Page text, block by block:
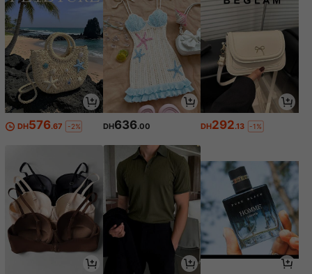
DH576.67 -2% DH636.00 DH292.13 -1%